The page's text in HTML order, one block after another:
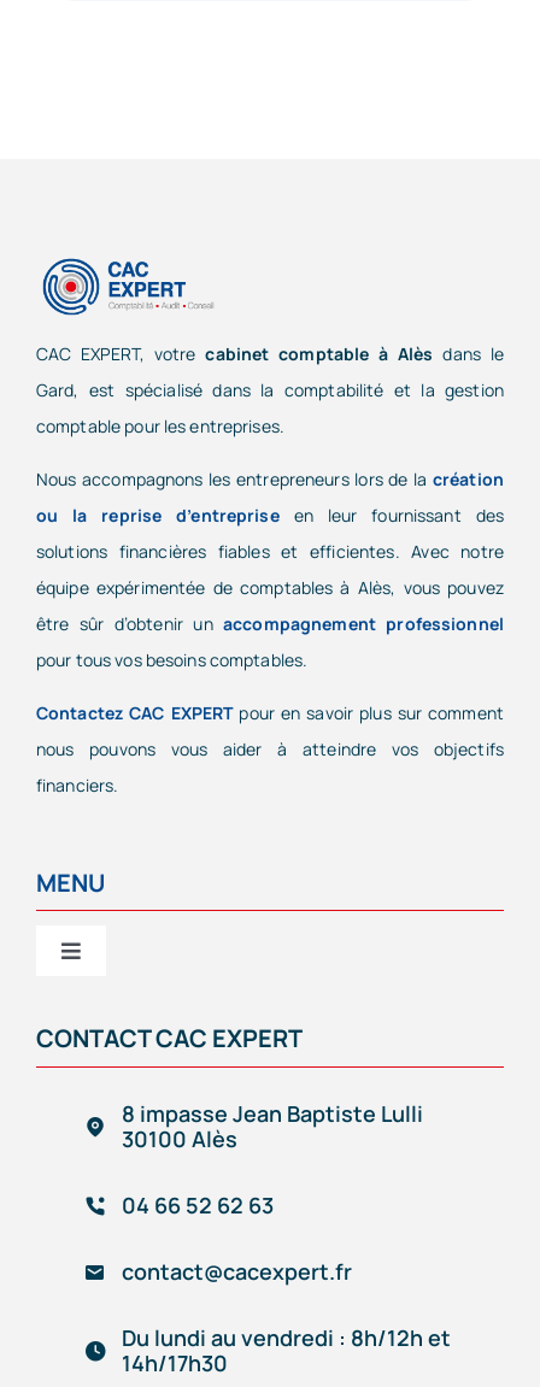
CAC EXPERT, votrecabinet comptable à Alès dans le
Gard, est spécialisé dans la comptabilité et la gestion
comptable pour les entreprises.
Nous accompagnons les entrepreneurs lors de la création
ou la reprise d’entrepriseen leur fournissant des
solutions financières fiables et efficientes. Avec notre
équipe expérimentée de comptables à Alès, vous pouvez
être sûr d’obtenir unaccompagnement professionnel
pour tous vos besoins comptables.
Contactez CAC EXPERTpour en savoir plus sur comment
nous pouvons vous aider à atteindre vos objectifs
financiers.
MENU
Toggle
Outils de gestion connectés
CONTACT CAC EXPERT
8 impasse Jean Baptiste Lulli
30100 Alès
04 66 52 62 63
contact@cacexpert.fr
Du lundi au vendredi : 8h/12h et
14h/17h30